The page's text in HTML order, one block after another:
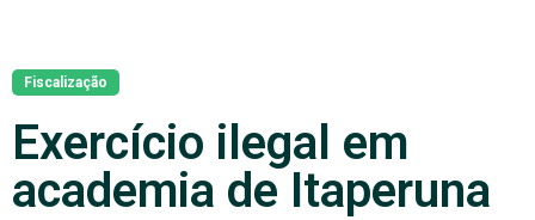
Fiscalização
Exercício ilegal em
academia de Itaperuna